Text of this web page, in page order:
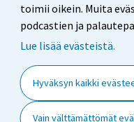
toimii oikein. Muita
podcastien ja
Lue lisää evästeistä.
Hyväksyn kaikki
Vain välttämättömät
Käyttöehdot
Saavutettavuus
Tietoa sivustosta